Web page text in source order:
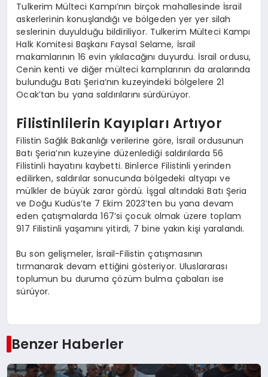
Tulkerim Mülteci Kampı’nın birçok mahallesinde İsrail
askerlerinin konuşlandığı ve bölgeden yer yer silah
seslerinin duyulduğu bildiriliyor. Tulkerim Mülteci Kampı
Halk Komitesi Başkanı Faysal Selame, İsrail
makamlarının 16 evin yıkılacağını duyurdu. İsrail ordusu,
Cenin kenti ve diğer mülteci kamplarının da aralarında
bulunduğu Batı Şeria’nın kuzeyindeki bölgelere 21
Ocak’tan bu yana saldırılarını sürdürüyor.
Filistinlilerin Kayıpları Artıyor
Filistin Sağlık Bakanlığı verilerine göre, İsrail ordusunun
Batı Şeria’nın kuzeyine düzenlediği saldırılarda 56
Filistinli hayatını kaybetti. Binlerce Filistinli yerinden
edilirken, saldırılar sonucunda bölgedeki altyapı ve
mülkler de büyük zarar gördü. İşgal altındaki Batı Şeria
ve Doğu Kudüs’te 7 Ekim 2023’ten bu yana devam
eden çatışmalarda 167’si çocuk olmak üzere toplam
917 Filistinli yaşamını yitirdi, 7 bine yakın kişi yaralandı.
Bu son gelişmeler, İsrail-Filistin çatışmasının
tırmanarak devam ettiğini gösteriyor. Uluslararası
toplumun bu duruma çözüm bulma çabaları ise
sürüyor.
Benzer Haberler